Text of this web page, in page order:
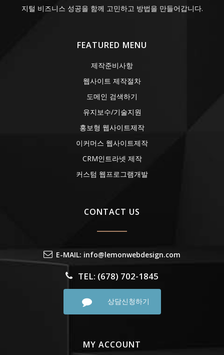
지털 비즈니스 성공을 함께 고민하고 방법을 만들어갑니다.
FEATURED MENU
제작준비사항
웹사이트 제작절차
도메인 검색하기
유지보수/기술지원
홍보형 웹사이트제작
이커머스 웹사이트제작
CRM인트라넷 제작
커스텀 웹프로그램개발
CONTACT US
E-MAIL: info@lemonwebdesign.com
TEL: (678) 702-1845
상담신청하기
MY ACCOUNT